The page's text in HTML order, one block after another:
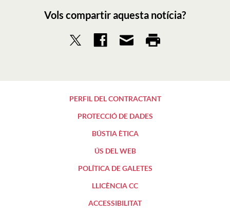
Vols compartir aquesta notícia?
PERFIL DEL CONTRACTANT
PROTECCIÓ DE DADES
BÚSTIA ÈTICA
ÚS DEL WEB
POLÍTICA DE GALETES
LLICÈNCIA CC
ACCESSIBILITAT